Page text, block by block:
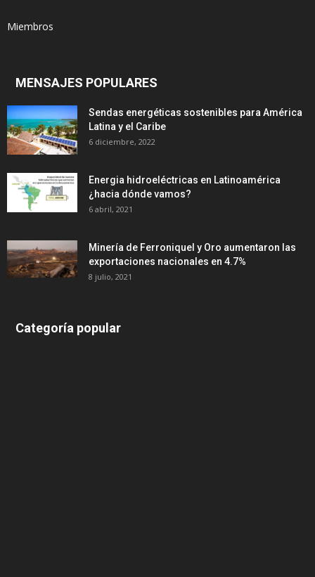
Miembros
MENSAJES POPULARES
Sendas energéticas sostenibles para América
Latina y el Caribe
6 diciembre, 2022
Energia hidroeléctricas en Latinoamérica
¿hacia dónde vamos?
6 abril, 2021
Minería de Ferroniquel y Oro aumentaron las
exportaciones nacionales en 4.7%
8 julio, 2021
Categoría popular